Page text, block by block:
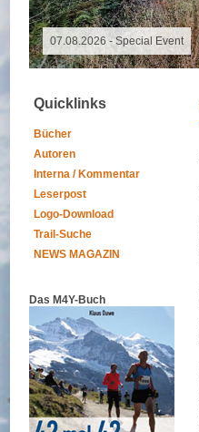
07.08.2026 -
Quicklinks
Bücher
Autoren
Interna / Kommentar
Leserpost
Logo-Download
Trail-Suche
NEWS MAGAZIN
Das M4Y-Buch